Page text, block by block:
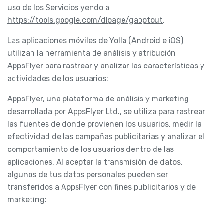
uso de los Servicios yendo a
https://tools.google.com/dlpage/gaoptout.
Las aplicaciones móviles de Yolla (Android e iOS)
utilizan la herramienta de análisis y atribución
AppsFlyer para rastrear y analizar las características y
actividades de los usuarios:
AppsFlyer, una plataforma de análisis y marketing
desarrollada por AppsFlyer Ltd., se utiliza para rastrear
las fuentes de donde provienen los usuarios, medir la
efectividad de las campañas publicitarias y analizar el
comportamiento de los usuarios dentro de las
aplicaciones. Al aceptar la transmisión de datos,
algunos de tus datos personales pueden ser
transferidos a AppsFlyer con fines publicitarios y de
marketing: